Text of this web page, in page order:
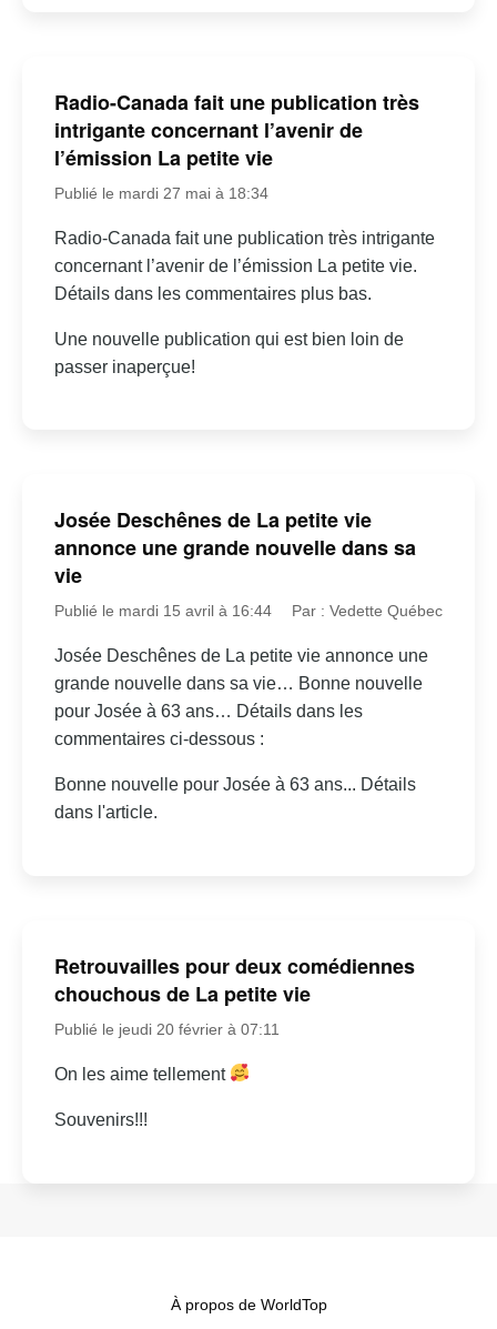
Radio-Canada fait une publication très
intrigante concernant l’avenir de
l’émission La petite vie
Publié le mardi 27 mai à 18:34
Radio-Canada fait une publication très intrigante
concernant l’avenir de l’émission La petite vie.
Détails dans les commentaires plus bas.
Une nouvelle publication qui est bien loin de
passer inaperçue!
Josée Deschênes de La petite vie
annonce une grande nouvelle dans sa
vie
Publié le mardi 15 avril à 16:44 Par : Vedette Québec
Josée Deschênes de La petite vie annonce une
grande nouvelle dans sa vie… Bonne nouvelle
pour Josée à 63 ans… Détails dans les
commentaires ci-dessous :
Bonne nouvelle pour Josée à 63 ans... Détails
dans l'article.
Retrouvailles pour deux comédiennes
chouchous de La petite vie
Publié le jeudi 20 février à 07:11
On les aime tellement
Souvenirs!!!
À propos de WorldTop